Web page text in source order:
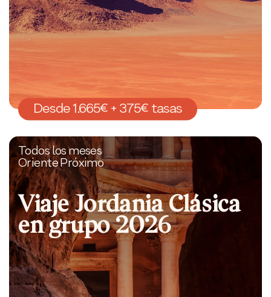
Desde 1.665€ + 375€ tasas
Todos los meses
Oriente Próximo
Viaje Jordania Clásica
en grupo 2026